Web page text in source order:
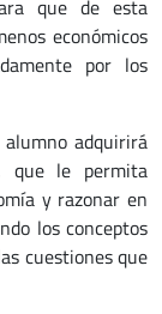
que de esta
económicos
por los
adquirirá
que le permita
y razonar en
los conceptos
cuestiones que